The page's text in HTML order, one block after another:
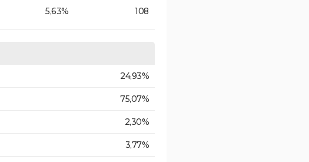
5,63% 108
24,93%
75,07%
2,30%
3,77%